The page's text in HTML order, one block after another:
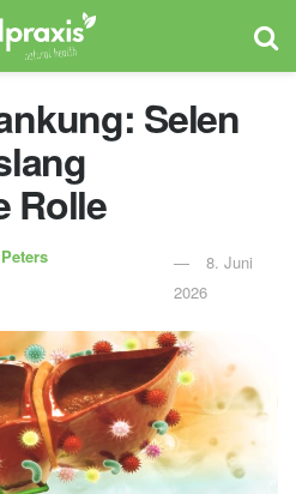
Selen
Rolle
8. Juni
2026